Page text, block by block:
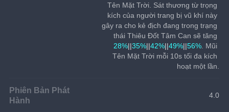
Tên Mặt Trời. Sát thương từ trọng
kích của người trang bị vũ khí này
gây ra cho kẻ địch đang trong trạng
thái Thiêu Đốt Tâm Can sẽ tăng
28%||35%||42%||49%||56% . Mũi
Tên Mặt Trời mỗi 10s tối đa kích
hoạt một lần.
Phiên Bản Phát
Hành
4.0